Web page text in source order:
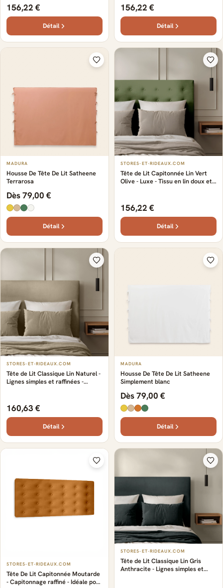
Design élégant et naturel -
Capitonnage raffiné
156,22 €
Détail
Facile à intégrer à différents
décors - Moderne
156,22 €
Détail
MADURA
Housse De Tête De Lit Satheene
Terrarosa
Dès 79,00 €
Détail
STORES-ET-RIDEAUX.COM
Tête de Lit Capitonnée Lin Vert
Olive - Luxe - Tissu en lin doux et
intemporelle et chic
156,22 €
Détail
STORES-ET-RIDEAUX.COM
Tête de Lit Classique Lin Naturel -
Lignes simples et raffinées -
styles de décoration
160,63 €
Détail
MADURA
Housse De Tête De Lit Satheene
Simplement blanc
Dès 79,00 €
Détail
STORES-ET-RIDEAUX.COM
Tête De Lit Capitonnée Moutarde
- Capitonnage raffiné - Idéale pour
STORES-ET-RIDEAUX.COM
Tête de Lit Classique Lin Gris
Anthracite - Lignes simples et